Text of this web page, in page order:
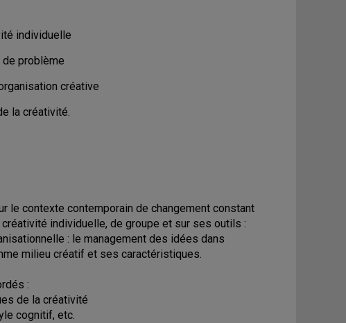
individuelle
problème
créative
la créativité.
le contexte contemporain de changement constant
individuelle, de groupe et sur ses outils :
: le management des idées dans
milieu créatif et ses caractéristiques.
:
de la créativité
cognitif, etc.